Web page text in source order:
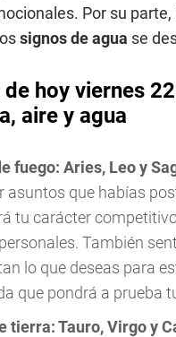
Por su parte,
signos de agua se
hoy viernes
aire y agua
fuego: Aries, Leo y
asuntos que habías
tu carácter
También
lo que deseas para
que pondrá a prueba
tierra: Tauro, Virgo y